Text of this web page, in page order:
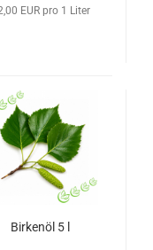
EUR pro 1 Liter
Birkenöl 5 l